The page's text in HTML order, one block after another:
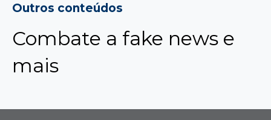
Outros conteúdos
Combate a fake news e
mais